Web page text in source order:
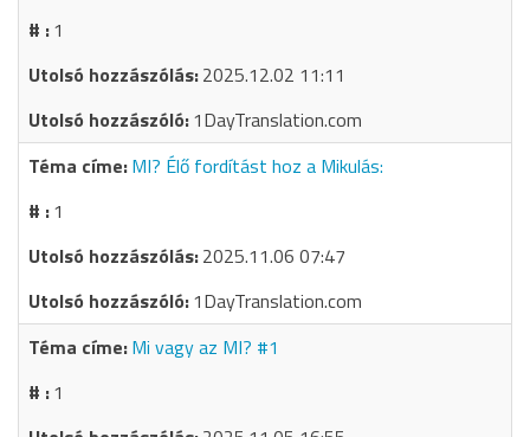
1
2025.12.02 11:11
1DayTranslation.com
MI? Élő fordítást hoz a Mikulás:
1
2025.11.06 07:47
1DayTranslation.com
Mi vagy az MI? #1
1